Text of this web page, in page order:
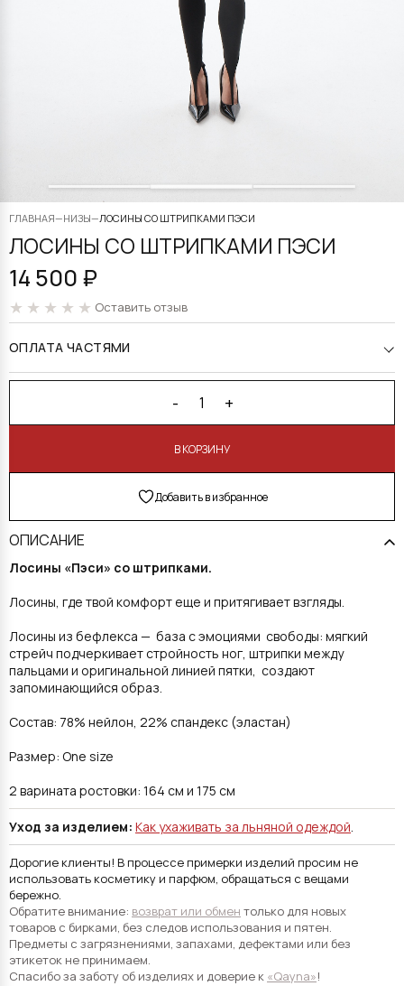
ГЛАВНАЯ—НИЗЫ—ЛОСИНЫ СО ШТРИПКАМИ ПЭСИ
ЛОСИНЫ СО ШТРИПКАМИ ПЭСИ
14 500 ₽
Оставить отзыв
ОПЛАТА ЧАСТЯМИ
- 1 +
В КОРЗИНУ
Добавить в избранное
ОПИСАНИЕ
Лосины «Пэси» со штрипками.
Лосины, где твой комфорт еще и притягивает взгляды.
Лосины из бефлекса — база с эмоциями свободы: мягкий
стрейч подчеркивает стройность ног, штрипки между
пальцами и оригинальной линией пятки, создают
запоминающийся образ.
Состав: 78% нейлон, 22% спандекс (эластан)
Размер: One size
2 варината ростовки: 164 см и 175 см
Уход за изделием: Как ухаживать за льняной одеждой.
Дорогие клиенты! В процессе примерки изделий просим не
использовать косметику и парфюм, обращаться с вещами
бережно.
Обратите внимание: возврат или обмен только для новых
товаров с бирками, без следов использования и пятен.
Предметы с загрязнениями, запахами, дефектами или без
этикеток не принимаем.
Спасибо за заботу об изделиях и доверие к «Qayna»!